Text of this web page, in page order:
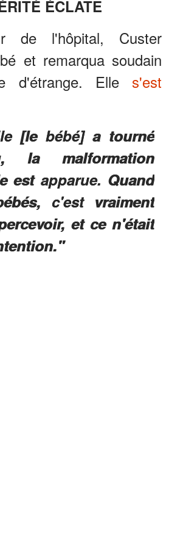
ÉCLATE
de l'hôpital, Custer
et remarqua soudain
d'étrange. Elle s'est
[le bébé] a tourné
la malformation
est apparue. Quand
c'est vraiment
et ce n'était